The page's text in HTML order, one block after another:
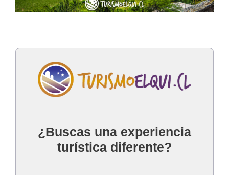
¿Buscas una experiencia
turística diferente?